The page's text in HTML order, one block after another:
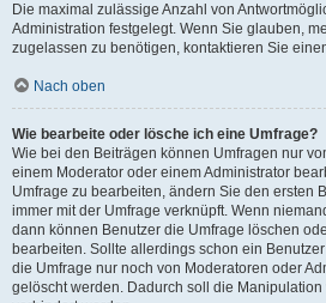
Die maximal zulässige Anzahl von
Administration festgelegt. Wenn Sie glauben,
zugelassen zu benötigen, kontaktieren Sie
Nach oben
Wie bearbeite oder lösche ich eine Umfrage?
Wie bei den Beiträgen können Umfragen nur
einem Moderator oder einem Administrator
Umfrage zu bearbeiten, ändern Sie den ersten
immer mit der Umfrage verknüpft. Wenn
dann können Benutzer die Umfrage löschen
bearbeiten. Sollte allerdings schon ein
die Umfrage nur noch von Moderatoren oder
gelöscht werden. Dadurch soll die